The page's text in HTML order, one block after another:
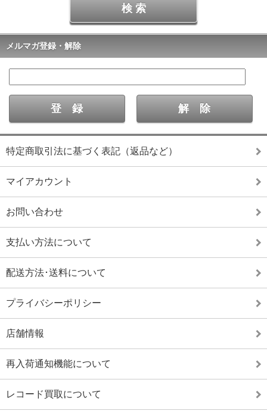
メルマガ登録・解除
特定商取引法に基づく表記（返品など）
マイアカウント
お問い合わせ
支払い方法について
配送方法･送料について
プライバシーポリシー
店舗情報
再入荷通知機能について
レコード買取について